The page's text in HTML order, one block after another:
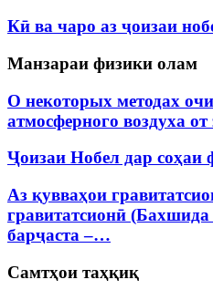
Кӣ ва чаро аз ҷоизаи
Манзараи физики олам
О некоторых методах
атмосферного воздуха от
Ҷоизаи Нобел дар соҳаи
Аз қувваҳои
гравитатсионӣ
барҷаста –…
Самтҳои таҳқиқ